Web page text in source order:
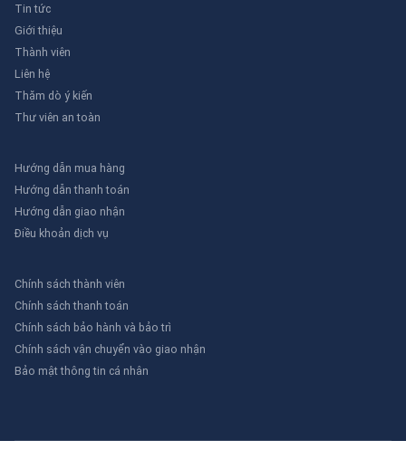
Tin tức
Giới thiệu
Thành viên
Liên hệ
Thăm dò ý kiến
Thư viên an toàn
Hướng dẫn mua hàng
Hướng dẫn thanh toán
Hướng dẫn giao nhận
Điều khoản dịch vụ
Chính sách thành viên
Chính sách thanh toán
Chính sách bảo hành và bảo trì
Chính sách vận chuyển vào giao nhận
Bảo mật thông tin cá nhân